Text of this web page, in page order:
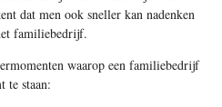
dat men ook sneller kan nadenken
familiebedrijf.
waarop een familiebedrijf
te staan: